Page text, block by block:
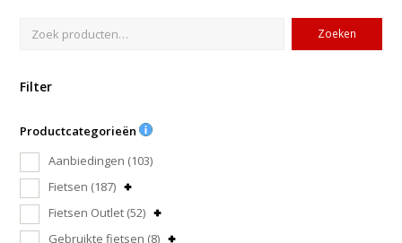
Zoeken
Filter
Productcategorieën
Aanbiedingen (103)
Fietsen (187)
Fietsen Outlet (52)
Gebruikte fietsen (8)